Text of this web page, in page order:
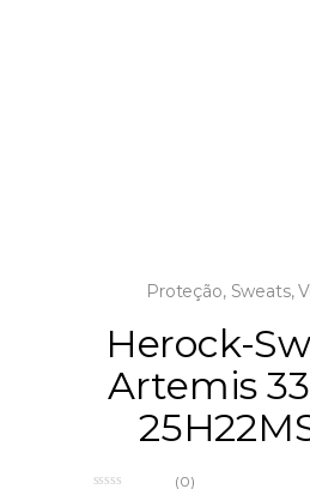
Proteção, Sweats,
Herock-
Artemis
(0)